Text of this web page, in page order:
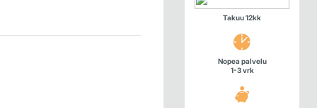
Takuu 12kk
Nopea palvelu
1-3 vrk